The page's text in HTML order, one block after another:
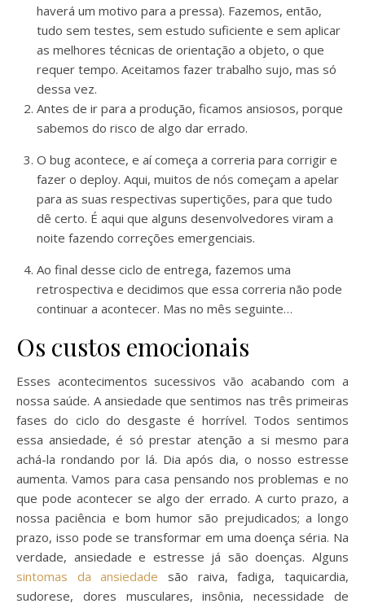
haverá um motivo para a pressa). Fazemos, então,
tudo sem testes, sem estudo suficiente e sem aplicar
as melhores técnicas de orientação a objeto, o que
requer tempo. Aceitamos fazer trabalho sujo, mas só
dessa vez.
Antes de ir para a produção, ficamos ansiosos, porque
sabemos do risco de algo dar errado.
O bug acontece, e aí começa a correria para corrigir e
fazer o deploy. Aqui, muitos de nós começam a apelar
para as suas respectivas supertições, para que tudo
dê certo. É aqui que alguns desenvolvedores viram a
noite fazendo correções emergenciais.
Ao final desse ciclo de entrega, fazemos uma
retrospectiva e decidimos que essa correria não pode
continuar a acontecer. Mas no mês seguinte…
Os custos emocionais
Esses acontecimentos sucessivos vão acabando com a
nossa saúde. A ansiedade que sentimos nas três primeiras
fases do ciclo do desgaste é horrível. Todos sentimos
essa ansiedade, é só prestar atenção a si mesmo para
achá-la rondando por lá. Dia após dia, o nosso estresse
aumenta. Vamos para casa pensando nos problemas e no
que pode acontecer se algo der errado. A curto prazo, a
nossa paciência e bom humor são prejudicados; a longo
prazo, isso pode se transformar em uma doença séria. Na
verdade, ansiedade e estresse já são doenças. Alguns
sintomas da ansiedade são raiva, fadiga, taquicardia,
sudorese, dores musculares, insônia, necessidade de